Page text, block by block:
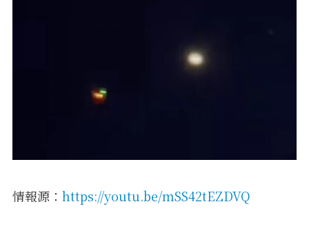
情報源： https://youtu.be/mSS42tEZDVQ